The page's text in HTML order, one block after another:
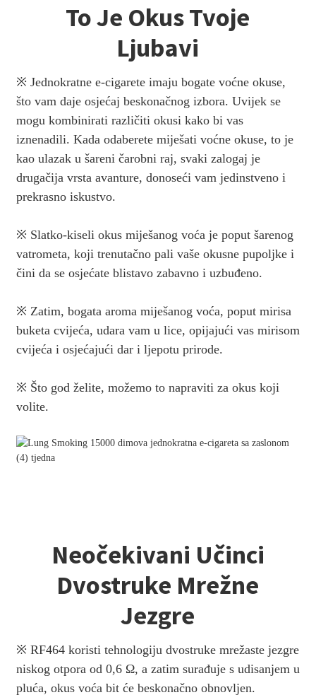
To Je Okus Tvoje
Ljubavi
※ Jednokratne e-cigarete imaju bogate voćne okuse,
što vam daje osjećaj beskonačnog izbora. Uvijek se
mogu kombinirati različiti okusi kako bi vas
iznenadili. Kada odaberete miješati voćne okuse, to je
kao ulazak u šareni čarobni raj, svaki zalogaj je
drugačija vrsta avanture, donoseći vam jedinstveno i
prekrasno iskustvo.
※ Slatko-kiseli okus miješanog voća je poput šarenog
vatrometa, koji trenutačno pali vaše okusne pupoljke i
čini da se osjećate blistavo zabavno i uzbuđeno.
※ Zatim, bogata aroma miješanog voća, poput mirisa
buketa cvijeća, udara vam u lice, opijajući vas mirisom
cvijeća i osjećajući dar i ljepotu prirode.
※ Što god želite, možemo to napraviti za okus koji
volite.
Neočekivani Učinci
Dvostruke Mrežne
Jezgre
※ RF464 koristi tehnologiju dvostruke mrežaste jezgre
niskog otpora od 0,6 Ω, a zatim surađuje s udisanjem u
pluća, okus voća bit će beskonačno obnovljen.